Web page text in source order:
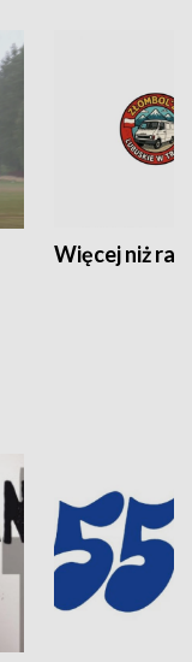
Więcej niż rajd